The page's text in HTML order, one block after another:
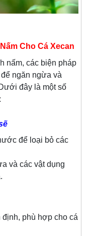
Cho Cá Xecan
nấm, các biện pháp
ngăn ngừa và
đây là một số
để loại bỏ các
và các vật dụng
phù hợp cho cá